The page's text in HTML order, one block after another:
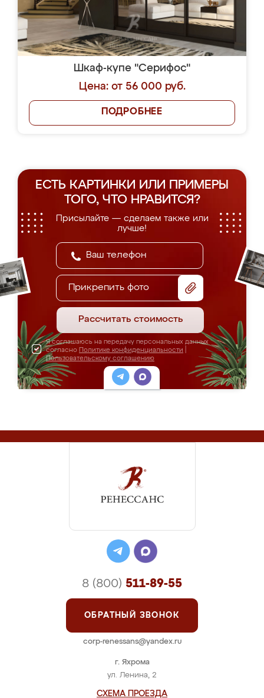
Шкаф-купе "Серифос"
Цена: от 56 000 руб.
ПОДРОБНЕЕ
ЕСТЬ КАРТИНКИ ИЛИ ПРИМЕРЫ
ТОГО, ЧТО НРАВИТСЯ?
Присылайте — сделаем также или
лучше!
Прикрепить фото
Рассчитать стоимость
Я соглашаюсь на передачу персональных данных
согласно Политике конфиденциальности
Пользовательскому соглашению
г. Яхрома
ул. Ленина, 2
СХЕМА ПРОЕЗДА
8 (800) 511-89-55
ОБРАТНЫЙ ЗВОНОК
corp-renessans@yandex.ru